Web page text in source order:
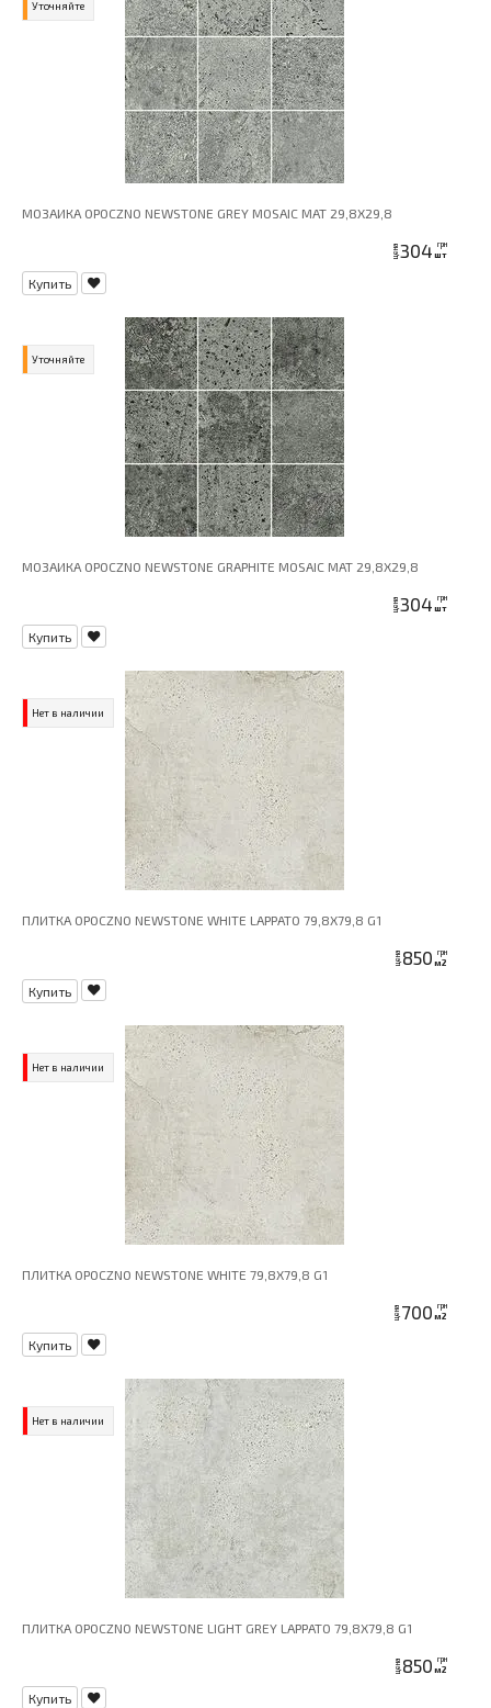
Уточняйте
МОЗАИКА OPOCZNO NEWSTONE GREY MOSAIC MAT 29,8X29,8
цена304 грн
шт
Купить
Уточняйте
МОЗАИКА OPOCZNO NEWSTONE GRAPHITE MOSAIC MAT 29,8X29,8
цена304 грн
шт
Купить
Нет в наличии
ПЛИТКА OPOCZNO NEWSTONE WHITE LAPPATO 79,8X79,8 G1
цена 850 грн
м2
Купить
Нет в наличии
ПЛИТКА OPOCZNO NEWSTONE WHITE 79,8X79,8 G1
цена 700 грн
м2
Купить
Нет в наличии
ПЛИТКА OPOCZNO NEWSTONE LIGHT GREY LAPPATO 79,8X79,8 G1
цена 850 грн
м2
Купить